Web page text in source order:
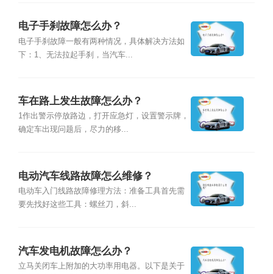
电子手刹故障怎么办？
电子手刹故障一般有两种情况，具体解决方法如
下：1、无法拉起手刹，当汽车...
车在路上发生故障怎么办？
1作出警示停放路边，打开应急灯，设置警示牌，
确定车出现问题后，尽力的移...
电动汽车线路故障怎么维修？
电动车入门线路故障修理方法：准备工具首先需
要先找好这些工具：螺丝刀，斜...
汽车发电机故障怎么办？
立马关闭车上附加的大功率用电器。以下是关于